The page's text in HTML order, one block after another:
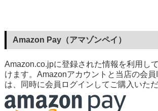
Amazon Pay（アマゾンペイ）
Amazon.co.jpに登録された情報を利用し
けます。Amazonアカウントと当店の会
は、同時に会員ログインしてご購入いただ